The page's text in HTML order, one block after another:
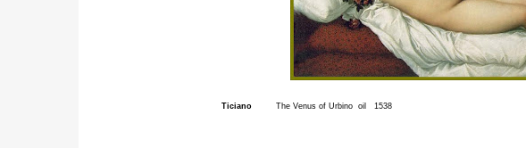
TicianoThe Venus of Urbino oil 1538